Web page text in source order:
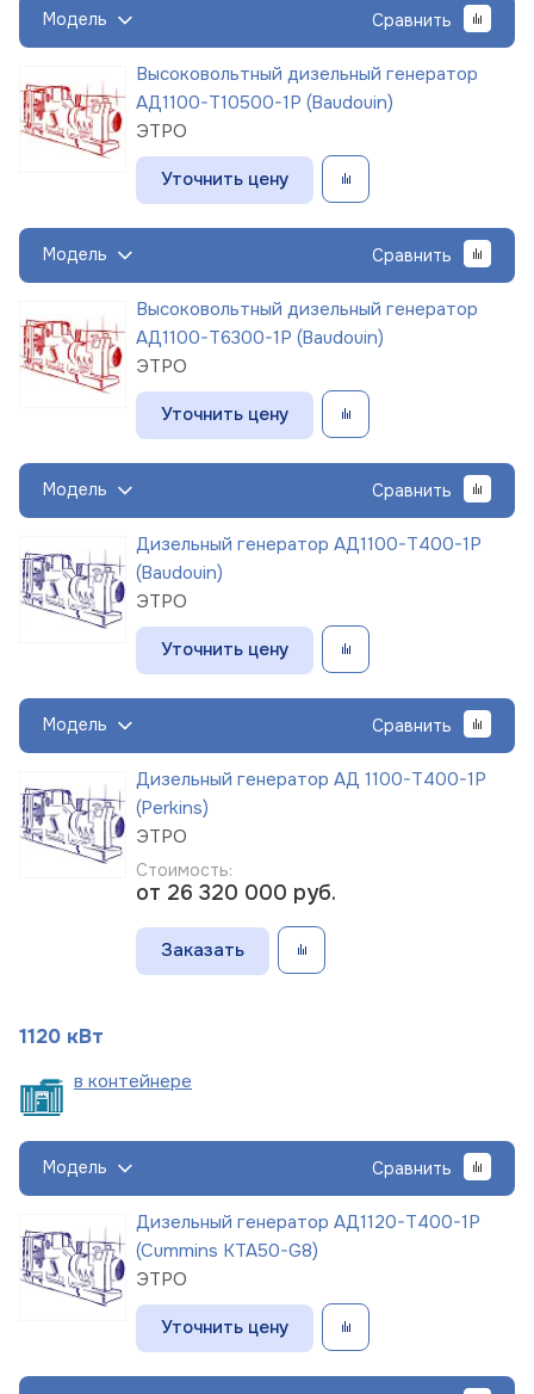
Модель Сравнить
Высоковольтный дизельный генератор
АД1100-Т10500-1Р (Baudouin)
ЭТРО
Уточнить цену
Модель Сравнить
Высоковольтный дизельный генератор
АД1100-Т6300-1Р (Baudouin)
ЭТРО
Уточнить цену
Модель Сравнить
Дизельный генератор АД1100-Т400-1Р
(Baudouin)
ЭТРО
Уточнить цену
Модель Сравнить
Дизельный генератор АД 1100-Т400-1Р
(Perkins)
ЭТРО
Стоимость:
от 26 320 000 руб.
Заказать
1120 кВт
в контейнере
Модель Сравнить
Дизельный генератор АД1120-Т400-1Р
(Cummins KTA50-G8)
ЭТРО
Уточнить цену